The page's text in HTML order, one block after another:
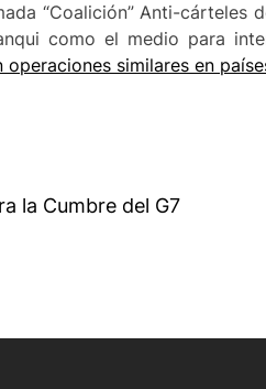
“Coalición” Anti-cárteles
como el medio para
operaciones similares en
la Cumbre del G7